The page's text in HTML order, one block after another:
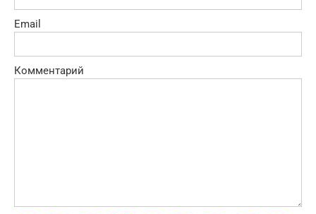
Email
Комментарий